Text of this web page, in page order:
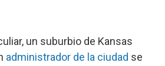
un suburbio de Kansas
administrador de la ciudad se